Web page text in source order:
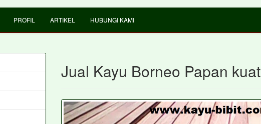
PROFIL ARTIKEL HUBUNGI KAMI
Jual Kayu Borneo Papan kuat